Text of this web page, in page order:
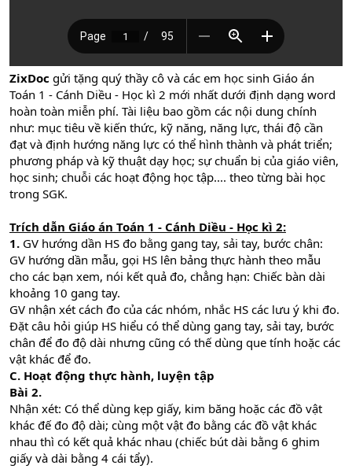
ZixDoc gửi tặng quý thầy cô và các em học sinh Giáo án
Toán 1 - Cánh Diều - Học kì 2 mới nhất dưới định dạng word
hoàn toàn miễn phí. Tài liệu bao gồm các nội dung chính
như: mục tiêu về kiến thức, kỹ năng, năng lực, thái độ cần
đạt và định hướng năng lực có thể hình thành và phát triển;
phương pháp và kỹ thuật dạy học; sự chuẩn bị của giáo viên,
học sinh; chuỗi các hoạt động học tập.... theo từng bài học
trong SGK.
Trích dẫn Giáo án Toán 1 - Cánh Diều - Học kì 2:
1. GV hướng dần HS đo bằng gang tay, sải tay, bước chân:
GV hướng dần mẫu, gọi HS lên bảng thực hành theo mẫu
cho các bạn xem, nói kết quả đo, chẳng hạn: Chiếc bàn dài
khoảng 10 gang tay.
GV nhận xét cách đo của các nhóm, nhắc HS các lưu ý khi đo.
Đặt câu hỏi giúp HS hiểu có thể dùng gang tay, sải tay, bước
chân để đo độ dài nhưng cũng có thế dùng que tính hoặc các
vật khác để đo.
C. Hoạt động thực hành, luyện tập
Bài 2.
Nhận xét: Có thể dùng kẹp giấy, kim băng hoặc các đồ vật
khác đế đo độ dài; cùng một vật đo bằng các đồ vật khác
nhau thì có kết quả khác nhau (chiếc bút dài bằng 6 ghim
giấy và dài bằng 4 cái tẩy).